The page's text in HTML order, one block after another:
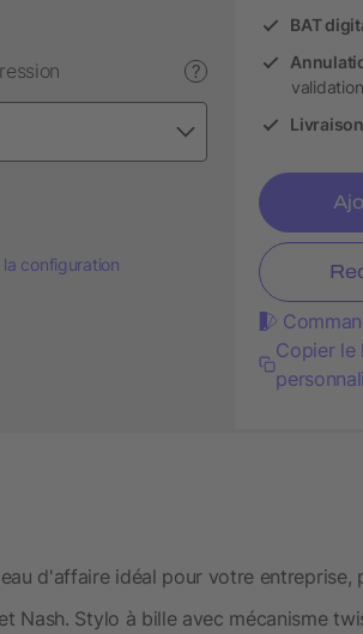
?
la configuration
BAT
Copier le
d'affaire idéal pour votre entreprise,
Nash. Stylo à bille avec mécanisme